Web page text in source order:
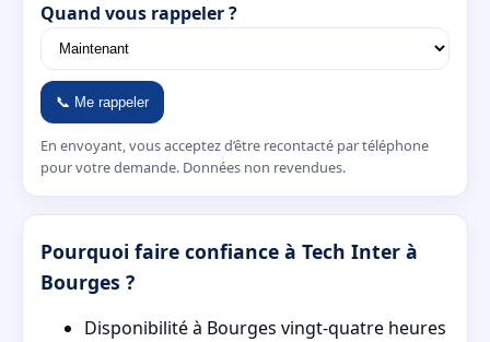
Quand vous rappeler ?
📞 Me rappeler
En envoyant, vous acceptez d’être recontacté par téléphone
pour votre demande. Données non revendues.
Pourquoi faire confiance à Tech Inter à
Bourges ?
Disponibilité à Bourges vingt-quatre heures